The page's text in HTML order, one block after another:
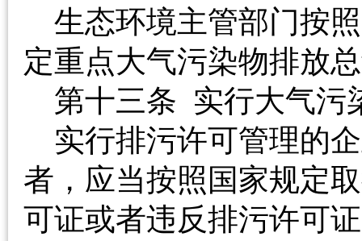
生态环境主管部门按
定重点大气污染物排
第十三条 实行大气
实行排污许可管理的
者，应当按照国家规定
可证或者违反排污许